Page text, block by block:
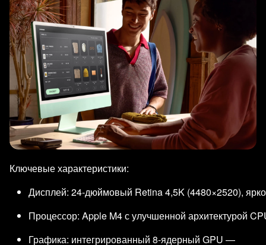
Ключевые характеристики:
Дисплей: 24‑дюймовый Retina 4,5K (4480×2520),
Процессор: Apple M4 с улучшенной архитектурой
Графика: интегрированный 8‑ядерный GPU —